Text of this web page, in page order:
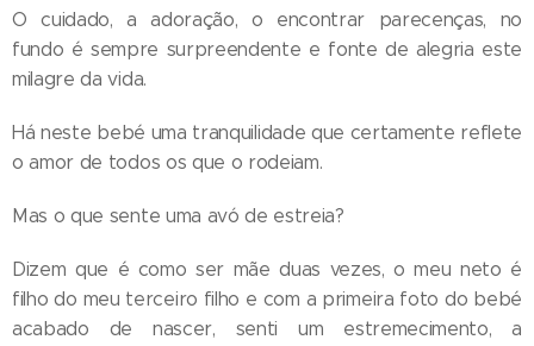
O cuidado, a adoração, o encontrar parecenças, no
fundo é sempre surpreendente e fonte de alegria este
milagre da vida.
Há neste bebé uma tranquilidade que certamente reflete
o amor de todos os que o rodeiam.
Mas o que sente uma avó de estreia?
Dizem que é como ser mãe duas vezes, o meu neto é
filho do meu terceiro filho e com a primeira foto do bebé
acabado de nascer, senti um estremecimento, a